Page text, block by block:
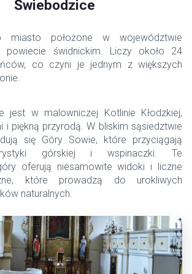
Świebodzice
miasto położone w województwie
powiecie świdnickim. Liczy około 24
co czyni je jednym z większych
jest w malowniczej Kotlinie Kłodzkiej,
i piękną przyrodą. W bliskim sąsiedztwie
się Góry Sowie, które przyciągają
górskiej i wspinaczki. Te
oferują niesamowite widoki i liczne
które prowadzą do urokliwych
naturalnych.